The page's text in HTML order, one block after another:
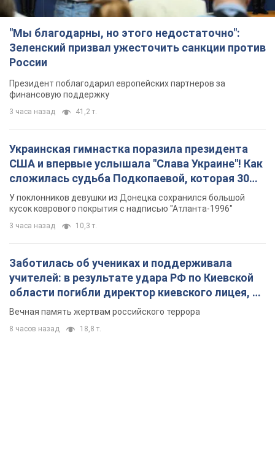
"Мы благодарны, но этого недостаточно":
Зеленский призвал ужесточить санкции против
России
Президент поблагодарил европейских партнеров за
финансовую поддержку
3 часа назад 41,2 т.
Украинская гимнастка поразила президента
США и впервые услышала "Слава Украине"! Как
сложилась судьба Подкопаевой, которая 30
лет назад завоевала "золото" Олимпиады
У поклонников девушки из Донецка сохранился большой
кусок коврового покрытия с надписью "Атланта-1996"
3 часа назад 10,3 т.
Заботилась об учениках и поддерживала
учителей: в результате удара РФ по Киевской
области погибли директор киевского лицея, её
муж и внук
Вечная память жертвам российского террора
8 часов назад 18,8 т.